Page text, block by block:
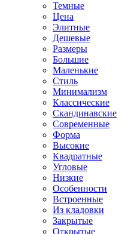
Темные
Цена
Элитные
Дешевые
Размеры
Большие
Маленькие
Стиль
Минимализм
Классические
Скандинавские
Современные
Форма
Высокие
Квадратные
Угловые
Низкие
Особенности
Встроенные
Из кладовки
Закрытые
Открытые